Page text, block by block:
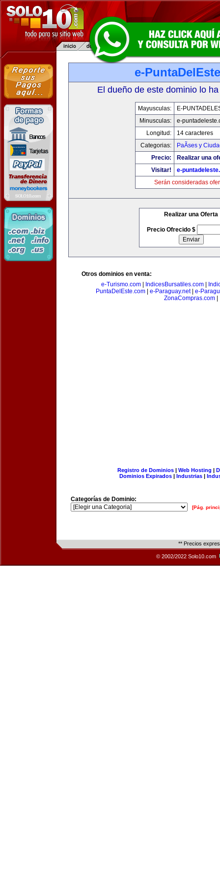
e-
El dueño de este dominio lo
Mayusculas:
E-
Minusculas:
e-
Longitud:
14 caracteres
Categorias:
PaÃ­ses y
Precio:
Realizar una
Visitar!
e-
Serán consideradas
Realizar una Oferta
Precio Ofrecido $
Otros dominios en venta:
e-Turismo.com| IndicesBursatiles.com|
PuntaDelEste.com| e-Paraguay.net| e-
ZonaCompras.com
Registro de Dominios| Web Hosting |
Dominios Expirados | Industrias |
Categorías de Dominio:
[Pág.
** Precios
© 2002/2022 Solo10.com